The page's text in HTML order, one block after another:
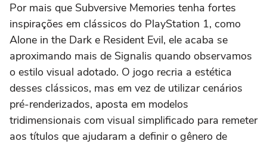
Por mais que Subversive Memories tenha fortes
inspirações em clássicos do PlayStation 1, como
Alone in the Dark e Resident Evil, ele acaba se
aproximando mais de Signalis quando observamos
o estilo visual adotado. O jogo recria a estética
desses clássicos, mas em vez de utilizar cenários
pré-renderizados, aposta em modelos
tridimensionais com visual simplificado para remeter
aos títulos que ajudaram a definir o gênero de